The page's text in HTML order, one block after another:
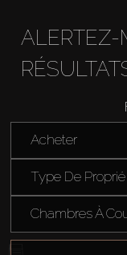
Acheter
Louer
ALERTEZ-
Acheter
Type De Proprié
Chambres À